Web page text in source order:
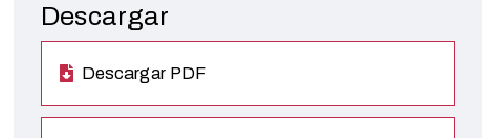
Descargar
Descargar PDF